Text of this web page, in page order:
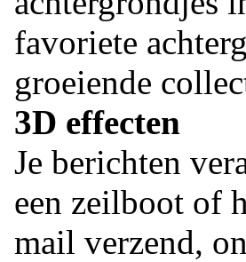
favoriete
groeiende
3D effecten
Je berichten
een zeilboot of
mail verzend,